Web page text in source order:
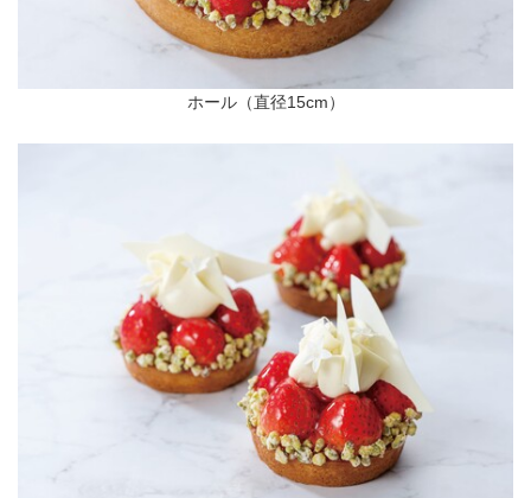
ホール（直径15cm）